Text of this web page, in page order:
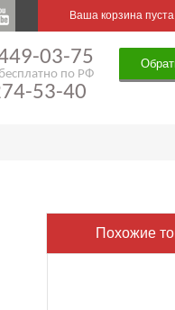
Ваша корзина пуста
03-75
по РФ
53-40
Похожие